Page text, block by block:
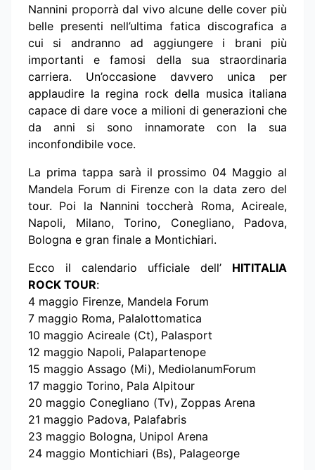
Nannini proporrà dal vivo alcune delle cover più
belle presenti nell’ultima fatica discografica a
cui si andranno ad aggiungere i brani più
importanti e famosi della sua straordinaria
carriera. Un’occasione davvero unica per
applaudire la regina rock della musica italiana
capace di dare voce a milioni di generazioni che
da anni si sono innamorate con la sua
inconfondibile voce.
La prima tappa sarà il prossimo 04 Maggio al
Mandela Forum di Firenze con la data zero del
tour. Poi la Nannini toccherà Roma, Acireale,
Napoli, Milano, Torino, Conegliano, Padova,
Bologna e gran finale a Montichiari.
Ecco il calendario ufficiale dell’ HITITALIA
ROCK TOUR:
4 maggio Firenze, Mandela Forum
7 maggio Roma, Palalottomatica
10 maggio Acireale (Ct), Palasport
12 maggio Napoli, Palapartenope
15 maggio Assago (Mi), MediolanumForum
17 maggio Torino, Pala Alpitour
20 maggio Conegliano (Tv), Zoppas Arena
21 maggio Padova, Palafabris
23 maggio Bologna, Unipol Arena
24 maggio Montichiari (Bs), Palageorge